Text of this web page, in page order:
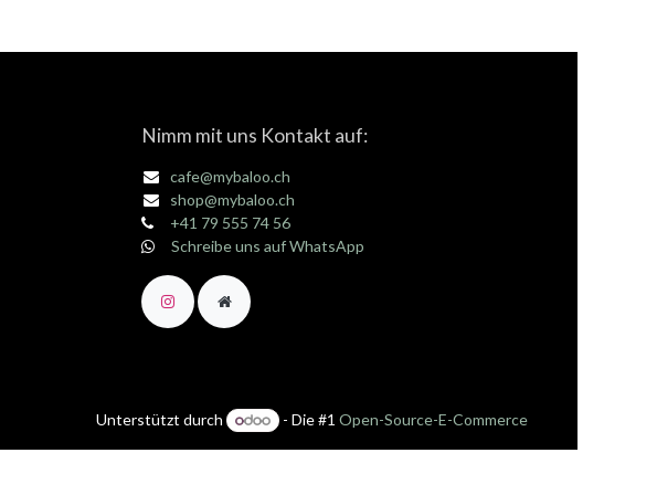
Nimm mit uns Kontakt auf:
cafe@mybaloo.ch
shop@mybaloo.ch
+41 79 555 74 56
Schreibe uns auf WhatsApp
Unterstützt durch - Die #1 Open-Source-E-Commerce